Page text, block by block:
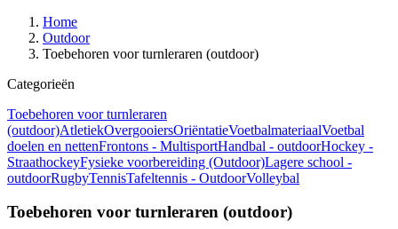
Home
Outdoor
Toebehoren voor turnleraren (outdoor)
Categorieën
Toebehoren voor turnleraren
(outdoor)AtletiekOvergooiersOriëntatieVoetbalmateriaalVoetbal
doelen en nettenFrontons - MultisportHandbal - outdoorHockey -
StraathockeyFysieke voorbereiding (Outdoor)Lagere school -
outdoorRugbyTennisTafeltennis - OutdoorVolleybal
Toebehoren voor turnleraren (outdoor)